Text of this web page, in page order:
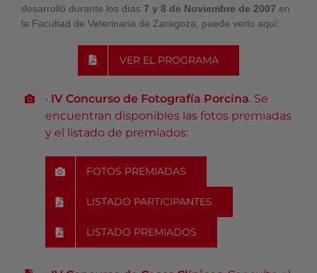
desarrolló durante los días 7 y 8 de Noviembre de 2007 en
la Facultad de Veterinaria de Zaragoza, puede verlo aquí:
VER EL PROGRAMA
· IV Concurso de Fotografía Porcina. Se
encuentran disponibles las fotos premiadas
y el listado de premiados:
FOTOS PREMIADAS
LISTADO PARTICIPANTES
LISTADO PREMIADOS